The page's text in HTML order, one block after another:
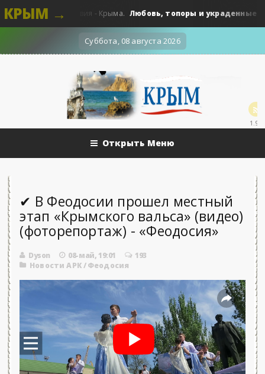
КРЫМ →
Происшедствия - Крыма. Любовь, топоры и украденные
Суббота, 08 августа 2026
1.9k
Открыть Меню
✔ В Феодосии прошел местный
этап «Крымского вальса» (видео)
(фоторепортаж) - «Феодосия»
Dyson 08-май, 19:01
193
Новости АРК/Феодосия